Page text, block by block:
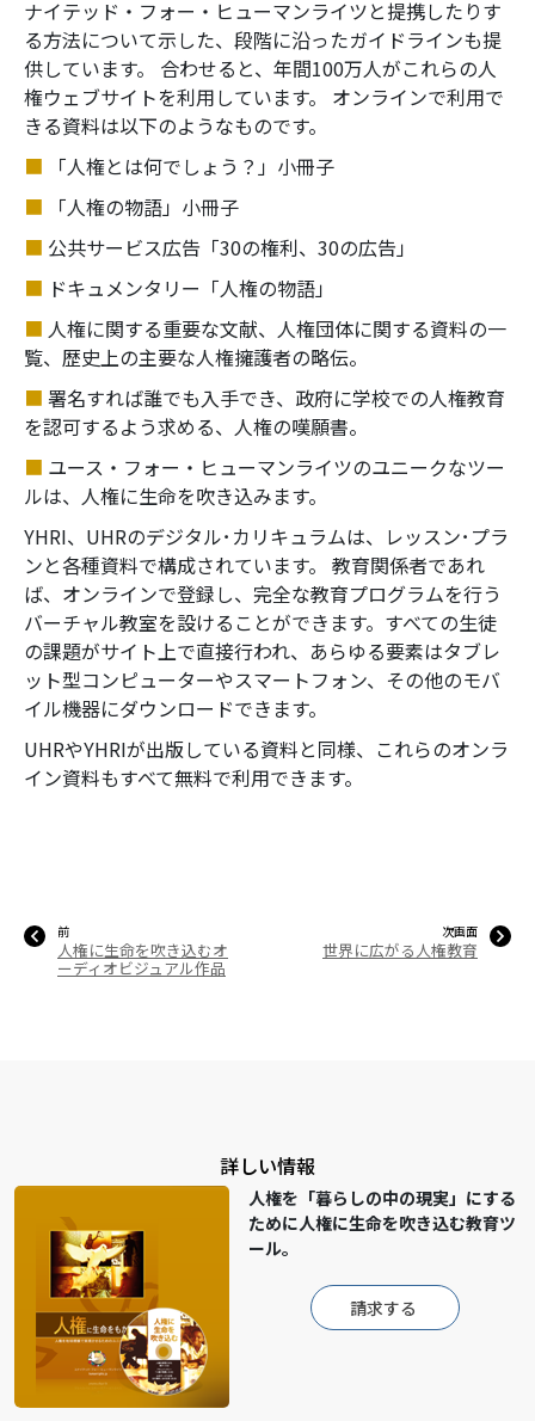
ナイテッド・フォー・ヒューマンライツと提携したりす
る方法について示した、段階に沿ったガイドラインも提
供しています。 合わせると、年間100万人がこれらの人
権ウェブサイトを利用しています。 オンラインで利用で
きる資料は以下のようなものです。
■
「人権とは何でしょう？」 小冊子
■
「人権の物語」小冊子
■ 公共サービス広告「30の権利、30の広告」
■ ドキュメンタリー「人権の物語」
■ 人権に関する重要な文献、人権団体に関する資料の一
覧、歴史上の主要な人権擁護者の略伝。
■ 署名すれば誰でも入手でき、政府に学校での人権教育
を認可するよう求める、人権の嘆願書。
■ ユース・フォー・ヒューマンライツのユニークなツー
ルは、人権に生命を吹き込みます。
YHRI、UHRのデジタル･カリキュラムは、レッスン･プラ
ンと各種資料で構成されています。 教育関係者であれ
ば、オンラインで登録し、完全な教育プログラムを行う
バーチャル教室を設けることができます。すべての生徒
の課題がサイト上で直接行われ、あらゆる要素はタブレ
ット型コンピューターやスマートフォン、その他のモバ
イル機器にダウンロードできます。
UHRやYHRIが出版している資料と同様、これらのオンラ
イン資料もすべて無料で利用できます。
前
人権に生命を吹き込むオ
ーディオビジュアル作品
次画面
世界に広がる人権教育
詳しい情報
人権を「暮らしの中の現実」にする
ために人権に生命を吹き込む教育ツ
ール。
請求する